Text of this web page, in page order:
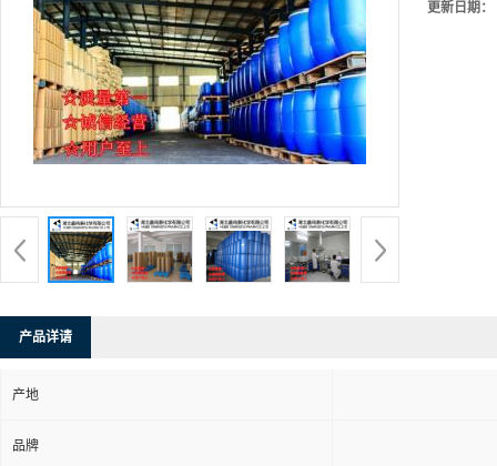
更新日期：
产品详请
产地
品牌